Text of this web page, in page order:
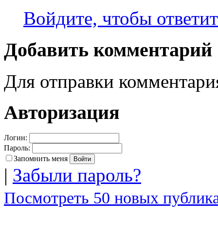
Войдите, чтобы
Добавить комментарий
Для отправки
Авторизация
Логин:
Пароль:
Запомнить меня
| Забыли пароль?
Посмотреть 50 новых